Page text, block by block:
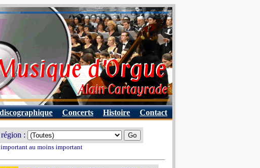
Concerts Histoire Contact
:
au moins important